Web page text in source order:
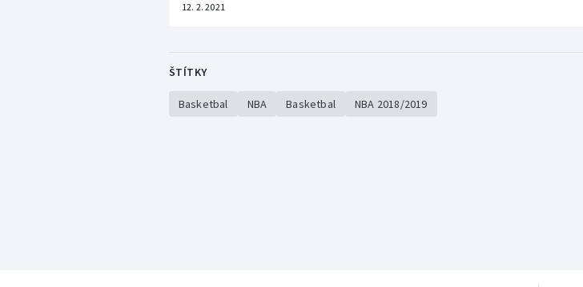
12. 2. 2021
ŠTÍTKY
Basketbal NBA Basketbal NBA 2018/2019